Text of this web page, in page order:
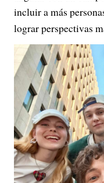
incluir a más
lograr perspectivas